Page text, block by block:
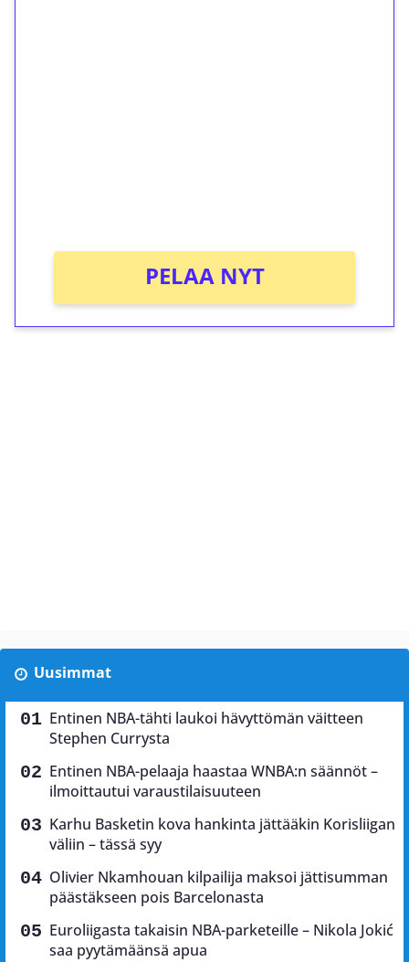
PELAA NYT
Uusimmat
Entinen NBA-tähti laukoi hävyttömän väitteen
Stephen Currysta
Entinen NBA-pelaaja haastaa WNBA:n säännöt –
ilmoittautui varaustilaisuuteen
Karhu Basketin kova hankinta jättääkin Korisliigan
väliin – tässä syy
Olivier Nkamhouan kilpailija maksoi jättisumman
päästäkseen pois Barcelonasta
Euroliigasta takaisin NBA-parketeille – Nikola Jokić
saa pyytämäänsä apua